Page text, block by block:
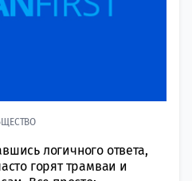
логичного ответа,
горят трамваи и